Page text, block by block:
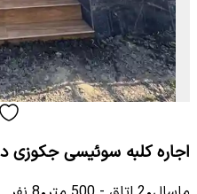
اجاره کلبه سوئیسی جکوزی